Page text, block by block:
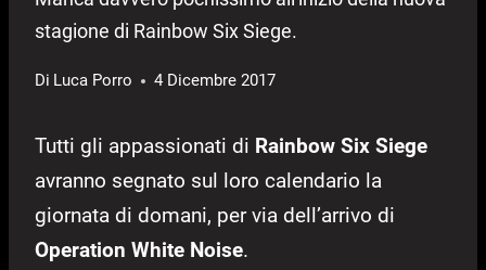
stagione di Rainbow Six Siege.
Di Luca Porro 4 Dicembre 2017
Tutti gli appassionati di Rainbow Six Siege
avranno segnato sul loro calendario la
giornata di domani, per via dell’arrivo di
Operation White Noise.